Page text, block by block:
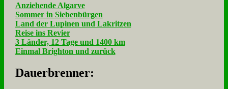
Anziehende Algarve
Sommer in Siebenbürgen
Land der Lupinen und Lakritzen
Reise ins Revier
3 Länder, 12 Tage und 1400 km
Einmal Brighton und zurück
Dau­er­bren­ner: